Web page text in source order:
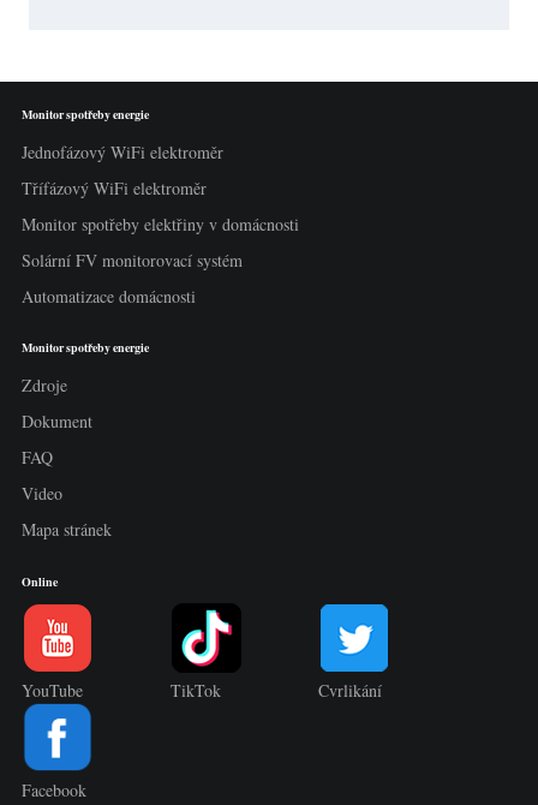
Monitor spotřeby energie
Jednofázový WiFi elektroměr
Třífázový WiFi elektroměr
Monitor spotřeby elektřiny v domácnosti
Solární FV monitorovací systém
Automatizace domácnosti
Monitor spotřeby energie
Zdroje
Dokument
FAQ
Video
Mapa stránek
Online
YouTube TikTok Cvrlikání
Facebook